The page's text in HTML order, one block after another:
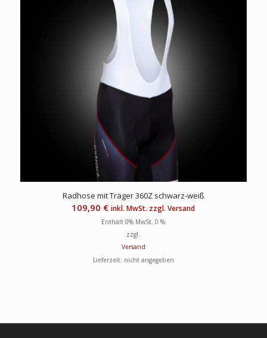
Radhose mit Träger 360Z schwarz-weiß
109,90 € inkl. MwSt. zzgl. Versand
Enthält 0% MwSt. 0 %
zzgl.
Versand
Lieferzeit: nicht angegeben